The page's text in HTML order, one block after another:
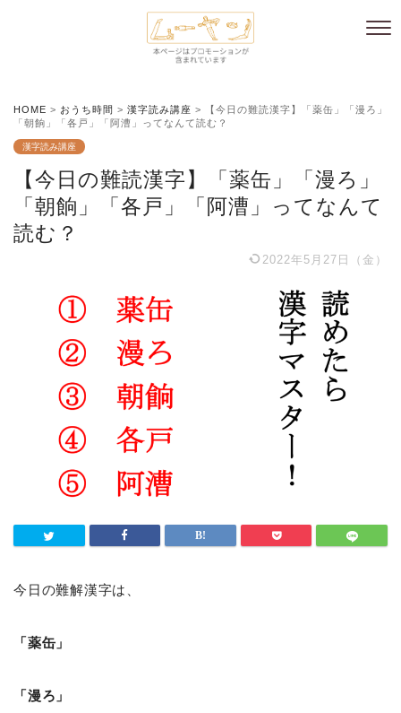
HOME > おうち時間 > 漢字読み講座 >
【今日の難読漢字】「薬缶」「漫ろ」
「朝餉」「各戸」「阿漕」ってなんて読む？
漢字読み講座
【今日の難読漢字】「薬缶」「漫ろ」
「朝餉」「各戸」「阿漕」ってなんて
読む？
2022年5月27日（金）
今日の難解漢字は、
「薬缶」
「漫ろ」